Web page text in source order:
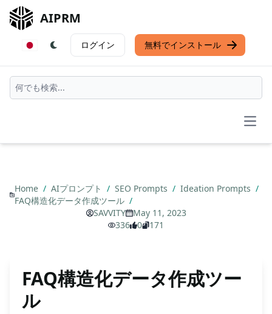
AIPRM
ログイン 無料でインストール
Home / AIプロンプト / SEO Prompts / Ideation Prompts /
FAQ構造化データ作成ツール /
SAVVITY
May 11, 2023
336
0 171
FAQ構造化データ作成ツー
ル